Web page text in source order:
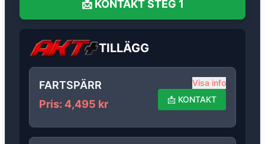
📩 KONTAKT STEG 1
TILLÄGG
FARTSPÄRR
Pris: 4,495 kr
Visa info
📩 KONTAKT